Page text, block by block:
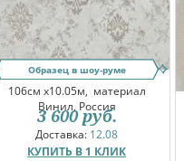
Образец в шоу-руме
106см x10.05м, материал
Винил, Россия
Доставка: 12.08
КУПИТЬ В 1 КЛИК
3 600 руб.